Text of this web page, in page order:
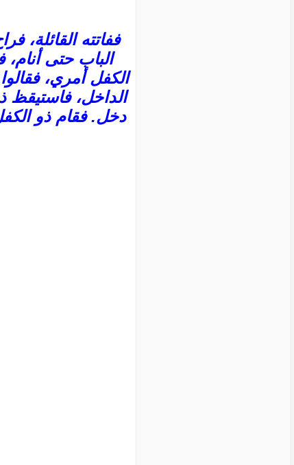
ففاتته القائلة،
الباب حتى
الكفل أمري،
الداخل، فاستيقظ
دخل. فقام ذو